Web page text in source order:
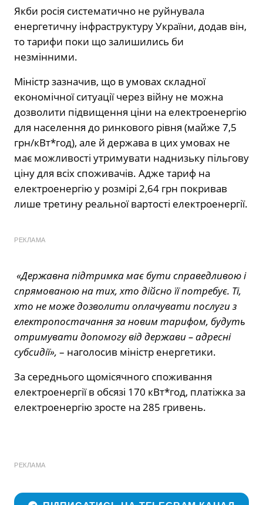
Якби росія систематично не руйнувала
енергетичну інфраструктуру України, додав він,
то тарифи поки що залишились би
незмінними.
Міністр зазначив, що в умовах складної
економічної ситуації через війну не можна
дозволити підвищення ціни на електроенергію
для населення до ринкового рівня (майже 7,5
грн/кВт*год), але й держава в цих умовах не
має можливості утримувати наднизьку пільгову
ціну для всіх споживачів. Адже тариф на
електроенергію у розмірі 2,64 грн покривав
лише третину реальної вартості електроенергії.
РЕКЛАМА
«Державна підтримка має бути справедливою і
спрямованою на тих, хто дійсно її потребує. Ті,
хто не може дозволити оплачувати послуги з
електропостачання за новим тарифом, будуть
отримувати допомогу від держави – адресні
субсидії», – наголосив міністр енергетики.
За середнього щомісячного споживання
електроенергії в обсязі 170 кВт*год, платіжка за
електроенергію зросте на 285 гривень.
РЕКЛАМА